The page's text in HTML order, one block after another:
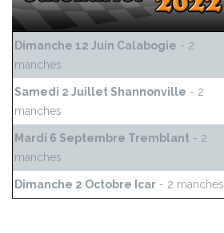
Dimanche 12 Juin Calabogie - 2
manches
Samedi 2 Juillet Shannonville - 2
manches
Mardi 6 Septembre Tremblant - 2
manches
Dimanche 2 Octobre Icar - 2 manches